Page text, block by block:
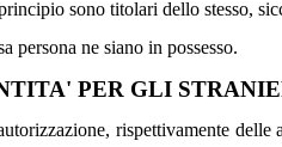
sono titolari dello stesso,
persona ne siano in possesso.
PER GLI
rispettivamente